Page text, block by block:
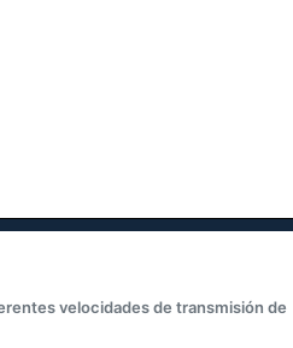
velocidades de transmisión de